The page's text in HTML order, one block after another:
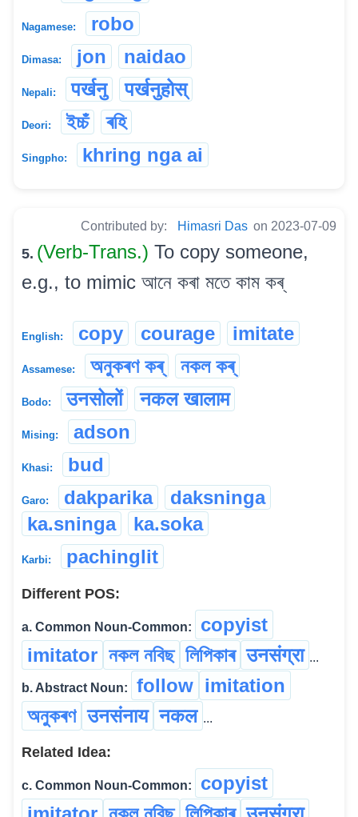
Nagamese: robo
Dimasa: jon naidao
Nepali: पर्खनु पर्खनुहोस्
Deori: ইচ্চঁ ৰহি
Singpho: khring nga ai
Contributed by: Himasri Das on 2023-07-09
5. (Verb-Trans.) To copy someone,
e.g., to mimic আনে কৰা মতে কাম কৰ্
English: copy courage imitate
Assamese: অনুকৰণ কৰ্ নকল কৰ্
Bodo: उनसोलों नकल खालाम
Mising: adson
Khasi: bud
Garo: dakparika
daksninga
ka.sninga
ka.soka
Karbi: pachinglit
Different POS:
a. Common Noun-Common:
copyist
imitator নকল নবিছ লিপিকাৰ उनसंग्रा ...
b. Abstract Noun: follow imitation
অনুকৰণ उनसंनाय नकल ...
Related Idea:
c. Common Noun-Common:
copyist